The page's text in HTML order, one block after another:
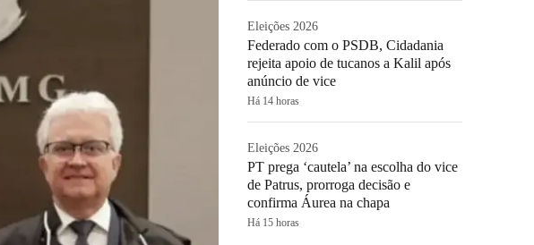
Eleições 2026
Federado com o PSDB, Cidadania
rejeita apoio de tucanos a Kalil após
anúncio de vice
Há 14 horas
Eleições 2026
PT prega ‘cautela’ na escolha do vice
de Patrus, prorroga decisão e
confirma Áurea na chapa
Há 15 horas